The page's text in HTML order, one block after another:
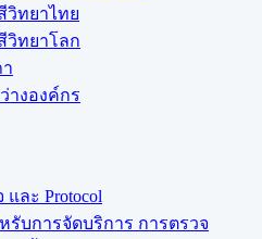
วิทยาไทย
วิทยาโลก
างองค์กร
ละ Protocol
รับการจัดบริการ การตรวจ